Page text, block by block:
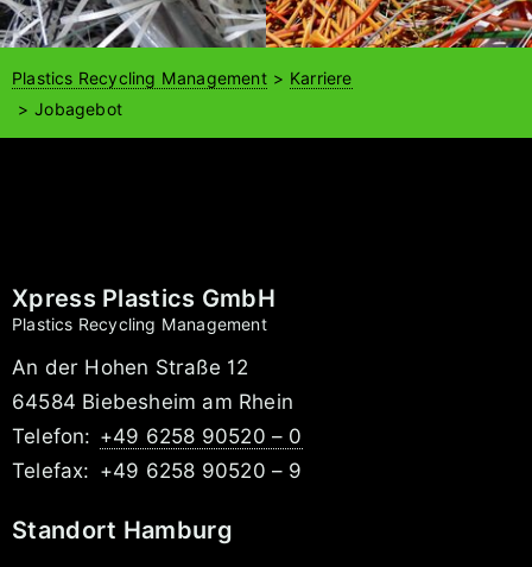
Plastics Recycling Management
Karriere
Jobagebot
Xpress Plastics GmbH
Plastics Recycling Management
An der Hohen Straße 12
64584 Biebesheim am Rhein
Telefon: +49 6258 90520 – 0
Telefax: +49 6258 90520 – 9
Standort Hamburg